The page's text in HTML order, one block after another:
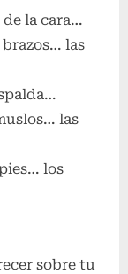
la cara…
las
las
los
sobre tu